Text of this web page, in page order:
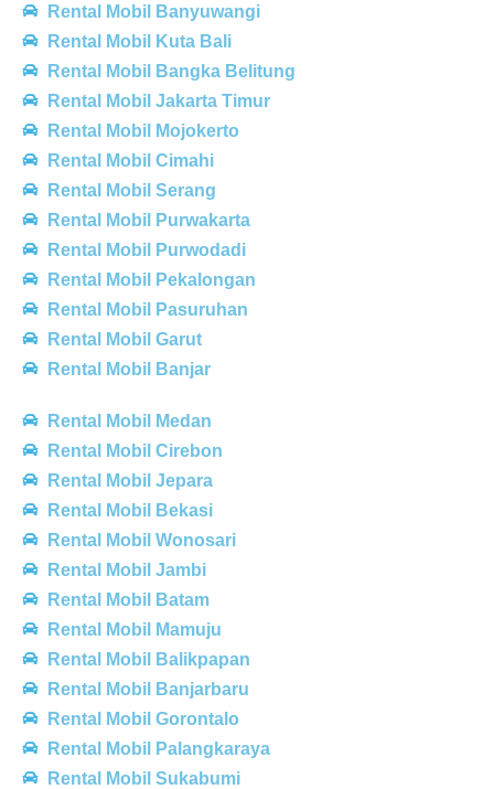
Rental Mobil Banyuwangi
Rental Mobil Kuta Bali
Rental Mobil Bangka Belitung
Rental Mobil Jakarta Timur
Rental Mobil Mojokerto
Rental Mobil Cimahi
Rental Mobil Serang
Rental Mobil Purwakarta
Rental Mobil Purwodadi
Rental Mobil Pekalongan
Rental Mobil Pasuruhan
Rental Mobil Garut
Rental Mobil Banjar
Rental Mobil Medan
Rental Mobil Cirebon
Rental Mobil Jepara
Rental Mobil Bekasi
Rental Mobil Wonosari
Rental Mobil Jambi
Rental Mobil Batam
Rental Mobil Mamuju
Rental Mobil Balikpapan
Rental Mobil Banjarbaru
Rental Mobil Gorontalo
Rental Mobil Palangkaraya
Rental Mobil Sukabumi